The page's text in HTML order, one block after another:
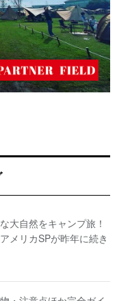
大自然をキャンプ旅！
メリカSPが昨年に続き